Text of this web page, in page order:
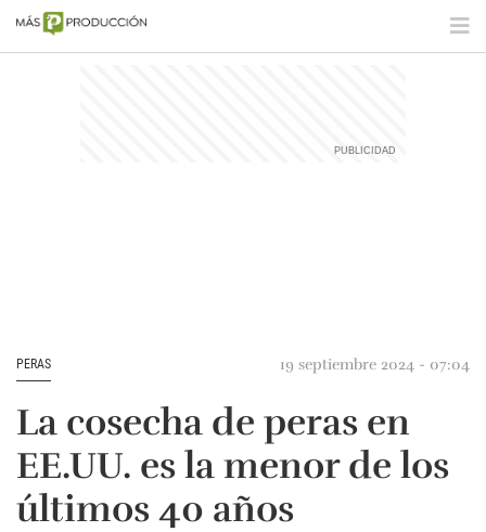
PERAS 19 septiembre 2024 - 07:04
La cosecha de peras en
EE.UU. es la menor de los
últimos 40 años